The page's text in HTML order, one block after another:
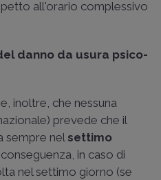
all'orario complessivo
danno da usura psico-
inoltre, che nessuna
prevede che il
sempre nel settimo
in caso di
nel settimo giorno (se